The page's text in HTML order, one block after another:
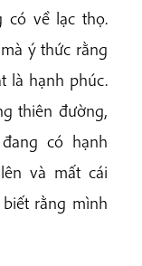
có về lạc thọ.
ý thức rằng
là hạnh phúc.
thiên đường,
có hạnh
và mất cái
rằng mình